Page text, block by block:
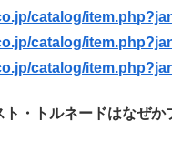
catalog/
catalog/
catalog/
・トルネードはなぜか